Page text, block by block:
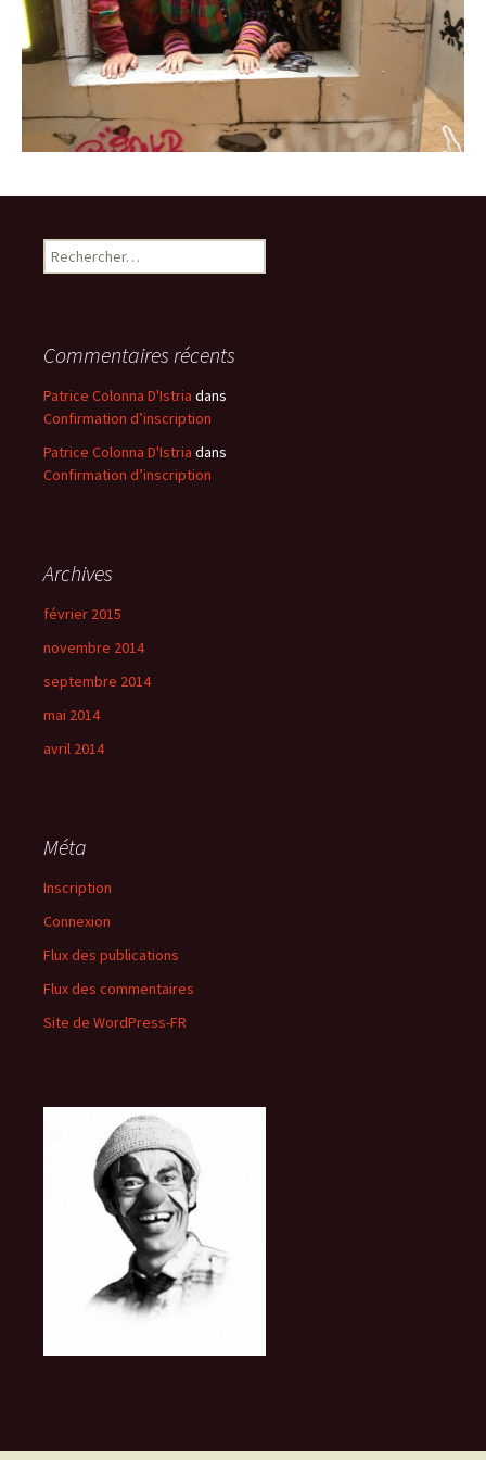
Rechercher :
Commentaires récents
Patrice Colonna D'Istria dans
Confirmation d’inscription
Patrice Colonna D'Istria dans
Confirmation d’inscription
Archives
février 2015
novembre 2014
septembre 2014
mai 2014
avril 2014
Méta
Inscription
Connexion
Flux des publications
Flux des commentaires
Site de WordPress-FR